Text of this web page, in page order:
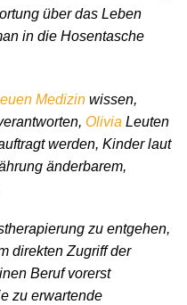
über das Leben
in die Hosentasche
Medizin wissen,
Olivia Leuten
werden, Kinder laut
änderbarem,
zu entgehen,
direkten Zugriff der
Beruf vorerst
zu erwartende